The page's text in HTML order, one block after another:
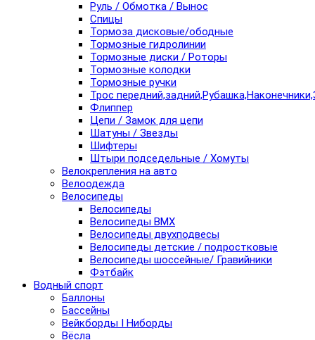
Руль / Обмотка / Вынос
Спицы
Тормоза дисковые/ободные
Тормозные гидролинии
Тормозные диски / Роторы
Тормозные колодки
Тормозные ручки
Трос
Флиппер
Цепи / Замок для цепи
Шатуны / Звезды
Шифтеры
Штыри подседельные / Хомуты
Велокрепления на авто
Велоодежда
Велосипеды
Велосипеды
Велосипеды BMX
Велосипеды двухподвесы
Велосипеды детские / подростковые
Велосипеды шоссейные/ Гравийники
Фэтбайк
Водный спорт
Баллоны
Бассейны
Вейкборды I Ниборды
Вёсла